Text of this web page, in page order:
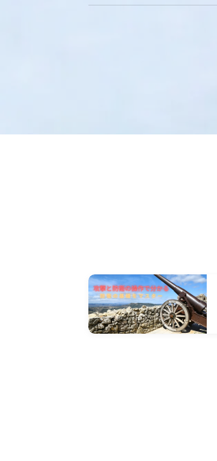
募集戦略
外交戦略編